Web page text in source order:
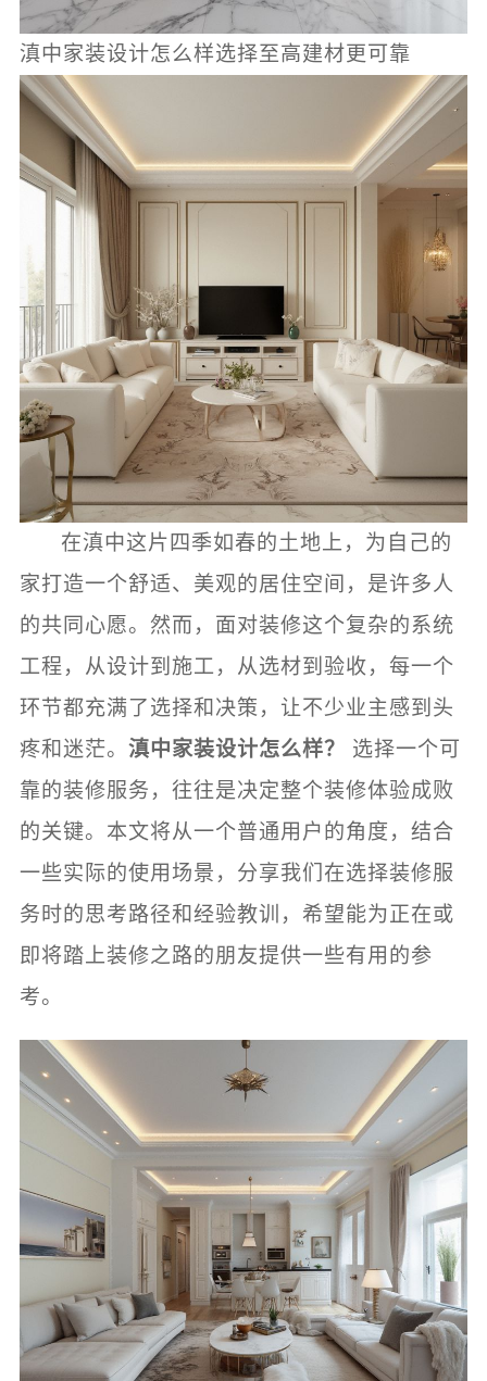
滇中家装设计怎么样选择至高建材更可靠
在滇中这片四季如春的土地上，为自己的
家打造一个舒适、美观的居住空间，是许多人
的共同心愿。然而，面对装修这个复杂的系统
工程，从设计到施工，从选材到验收，每一个
环节都充满了选择和决策，让不少业主感到头
疼和迷茫。 滇中家装设计怎么样？
选择一个可
靠的装修服务，往往是决定整个装修体验成败
的关键。本文将从一个普通用户的角度，结合
一些实际的使用场景，分享我们在选择装修服
务时的思考路径和经验教训，希望能为正在或
即将踏上装修之路的朋友提供一些有用的参
考。